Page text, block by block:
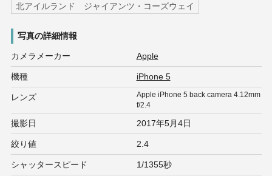
北アイルランド ジャイアンツ・コーズウェイ
写真の詳細情報
カメラメーカー Apple
機種 iPhone 5
レンズ
Apple iPhone 5 back camera 4.12mm
f/2.4
撮影日 2017年5月4日
絞り値 2.4
シャッタースピード 1/1355秒